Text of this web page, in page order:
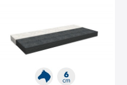
634,90 €
od 412,69 €